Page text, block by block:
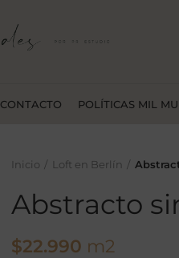
CONTACTO POLÍTICAS MIL
Inicio Loft en Berlín
Abstracto
$22.990 m2